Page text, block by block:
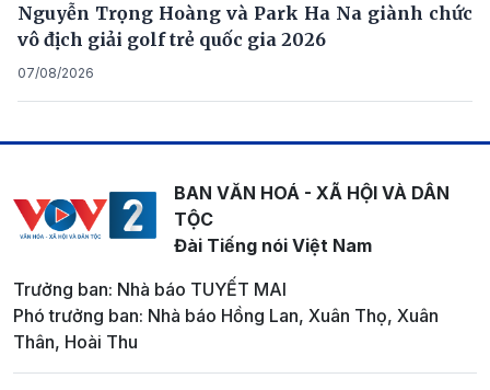
Nguyễn Trọng Hoàng và Park Ha Na giành chức
vô địch giải golf trẻ quốc gia 2026
07/08/2026
BAN VĂN HOÁ - XÃ HỘI VÀ DÂN
TỘC
Đài Tiếng nói Việt Nam
Trưởng ban: Nhà báo TUYẾT MAI
Phó trưởng ban: Nhà báo Hồng Lan, Xuân Thọ, Xuân
Thân, Hoài Thu